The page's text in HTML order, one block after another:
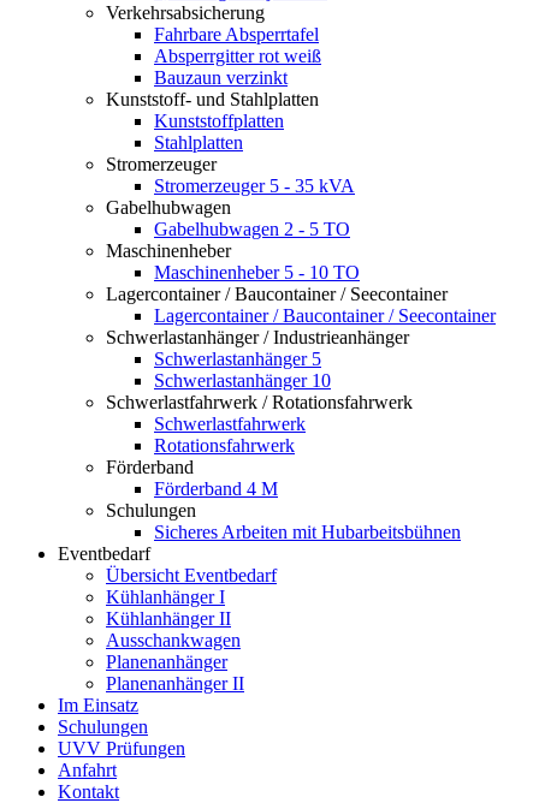
Verkehrsabsicherung
Fahrbare Absperrtafel
Absperrgitter rot weiß
Bauzaun verzinkt
Kunststoff- und Stahlplatten
Kunststoffplatten
Stahlplatten
Stromerzeuger
Stromerzeuger 5 - 35 kVA
Gabelhubwagen
Gabelhubwagen 2 - 5 TO
Maschinenheber
Maschinenheber 5 - 10 TO
Lagercontainer / Baucontainer / Seecontainer
Lagercontainer / Baucontainer / Seecontainer
Schwerlastanhänger / Industrieanhänger
Schwerlastanhänger 5
Schwerlastanhänger 10
Schwerlastfahrwerk / Rotationsfahrwerk
Schwerlastfahrwerk
Rotationsfahrwerk
Förderband
Förderband 4 M
Schulungen
Sicheres Arbeiten mit Hubarbeitsbühnen
Eventbedarf
Übersicht Eventbedarf
Kühlanhänger I
Kühlanhänger II
Ausschankwagen
Planenanhänger
Planenanhänger II
Im Einsatz
Schulungen
UVV Prüfungen
Anfahrt
Kontakt